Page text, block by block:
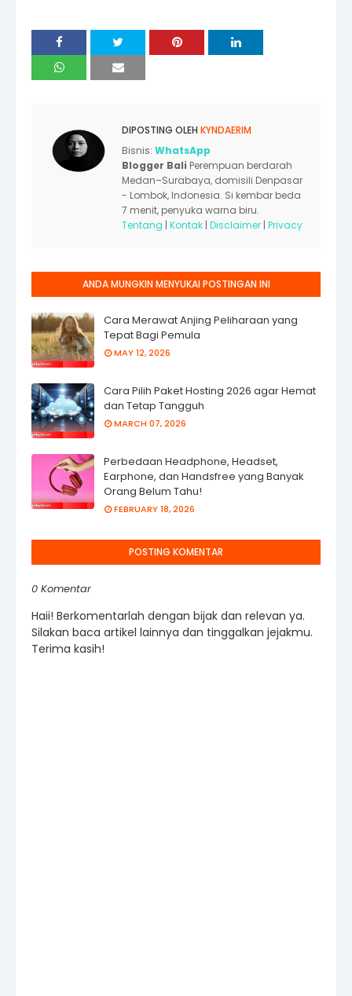
DIPOSTING OLEH KYNDAERIM
Bisnis: WhatsApp
Blogger Bali Perempuan berdarah
Medan–Surabaya, domisili Denpasar
- Lombok, Indonesia. Si kembar beda
7 menit, penyuka warna biru.
Tentang | Kontak | Disclaimer | Privacy
ANDA MUNGKIN MENYUKAI POSTINGAN INI
Cara Merawat Anjing Peliharaan yang
Tepat Bagi Pemula
MAY 12, 2026
Cara Pilih Paket Hosting 2026 agar Hemat
dan Tetap Tangguh
MARCH 07, 2026
Perbedaan Headphone, Headset,
Earphone, dan Handsfree yang Banyak
Orang Belum Tahu!
FEBRUARY 18, 2026
POSTING KOMENTAR
0 Komentar
Haii! Berkomentarlah dengan bijak dan relevan ya.
Silakan baca artikel lainnya dan tinggalkan jejakmu.
Terima kasih!